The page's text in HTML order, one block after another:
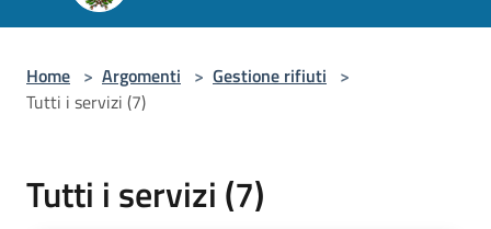
Home > Argomenti > Gestione rifiuti >
Tutti i servizi (7)
Tutti i servizi (7)